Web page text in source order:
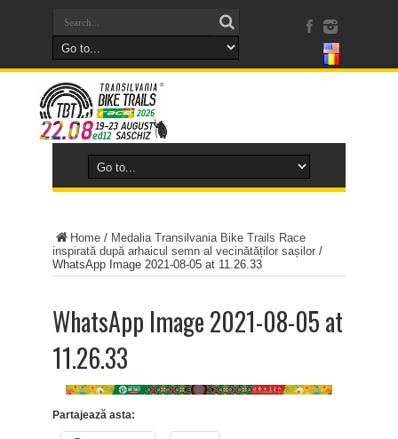
Home / Medalia Transilvania Bike Trails Race
inspirată după arhaicul semn al vecinătăților sașilor /
WhatsApp Image 2021-08-05 at 11.26.33
WhatsApp Image 2021-08-05 at
11.26.33
Partajează asta: